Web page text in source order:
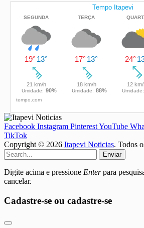
Facebook Instagram PinterestYouTube
TikTok
Copyright © 2026 Itapevi Noticias. Todos
Enviar
Digite acima e pressione Enterpara
cancelar.
Cadastre-se ou cadastre-se